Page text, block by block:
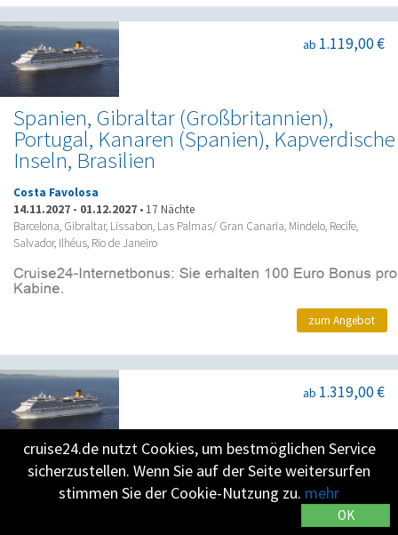
Spanien, Gibraltar (Großbritannien),
Portugal, Kanaren (Spanien), Kapverdische
Inseln, Brasilien
ab 1.119,00 €
Costa Favolosa
14.11.2027 - 01.12.2027 • 17 Nächte
Barcelona, Gibraltar, Lissabon, Las Palmas/ Gran Canaria, Mindelo, Recife,
Salvador, Ilhéus, Rio de Janeiro
zum Angebot
Spanien, Gibraltar (Großbritannien),
Portugal, Kanaren (Spanien), Kapverdische
ab 1.319,00 €
cruise24.de nutzt Cookies, um bestmöglichen Service
sicherzustellen. Wenn Sie auf der Seite weitersurfen
stimmen Sie der Cookie-Nutzung zu. mehr
OK